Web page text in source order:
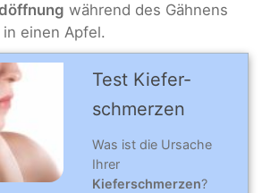
während des Gähnens
einen Apfel.
Test Kiefer­
schmer­zen
Was ist die Ursache
Ihrer
Kieferschmerzen?